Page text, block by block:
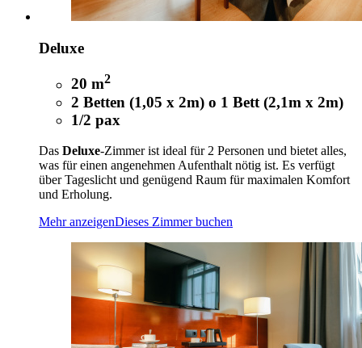
Deluxe
20 m2
2 Betten (1,05 x 2m) o 1 Bett (2,1m x 2m)
1/2 pax
Das Deluxe-Zimmer ist ideal für 2 Personen und bietet alles,
was für einen angenehmen Aufenthalt nötig ist. Es verfügt
über Tageslicht und genügend Raum für maximalen Komfort
und Erholung.
Mehr anzeigenDieses Zimmer buchen